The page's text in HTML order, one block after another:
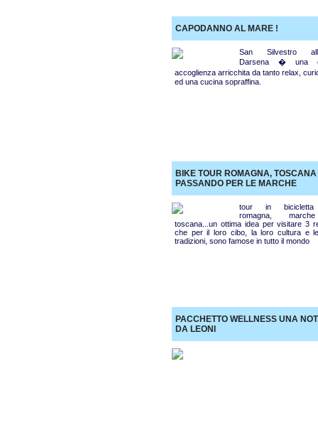
CAPODANNO AL MARE !
San Silvestro
Darsena � una
accoglienza arricchita da tanto relax,
ed una cucina sopraffina.
BIKE TOUR ROMAGNA, TOSCANA
PASSANDO PER LE MARCHE
tour in
romagna,
toscana...un ottima idea per visitare 3
che per il loro cibo, la loro cultura e
tradizioni, sono famose in tutto il mondo
PACCHETTO WELLNESS UNA
DA LEONI